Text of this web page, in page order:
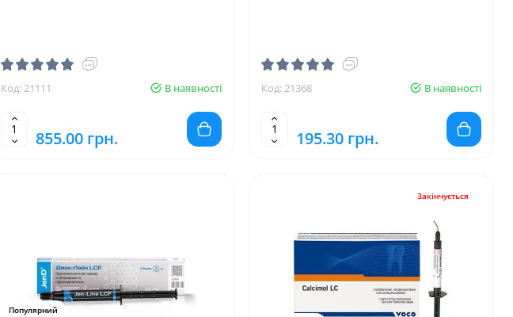
Код: 21111 В наявності
855.00 грн.
Код: 21368 В наявності
195.30 грн.
Популярний
Закінчується